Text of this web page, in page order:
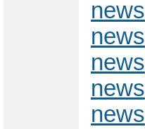
news
news
news
news
news